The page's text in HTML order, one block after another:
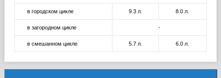
в городском цикле 9.3 л. 8.0 л.
в загородном цикле -
в смешанном цикле 5.7 л. 6.0 л.